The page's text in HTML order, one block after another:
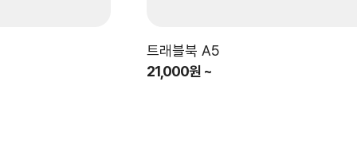
트래블북 A5
21,000원 ~